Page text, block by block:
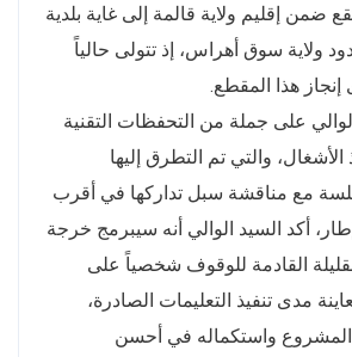
ضمن إقليم ولاية قالمة إلى غاية بلدية
ولاية سوق أهراس، إذ تتولى حالياً
هذا المقطع.
على جملة من التحفظات التقنية
الأشغال، والتي تم التطرق إليها
مع مناقشة سبل تداركها في أقرب
أكد السيد الوالي أنه سيبرمج خرجة
القادمة للوقوف شخصياً على
مدى تنفيذ التعليمات الصادرة،
واستكماله في أحسن